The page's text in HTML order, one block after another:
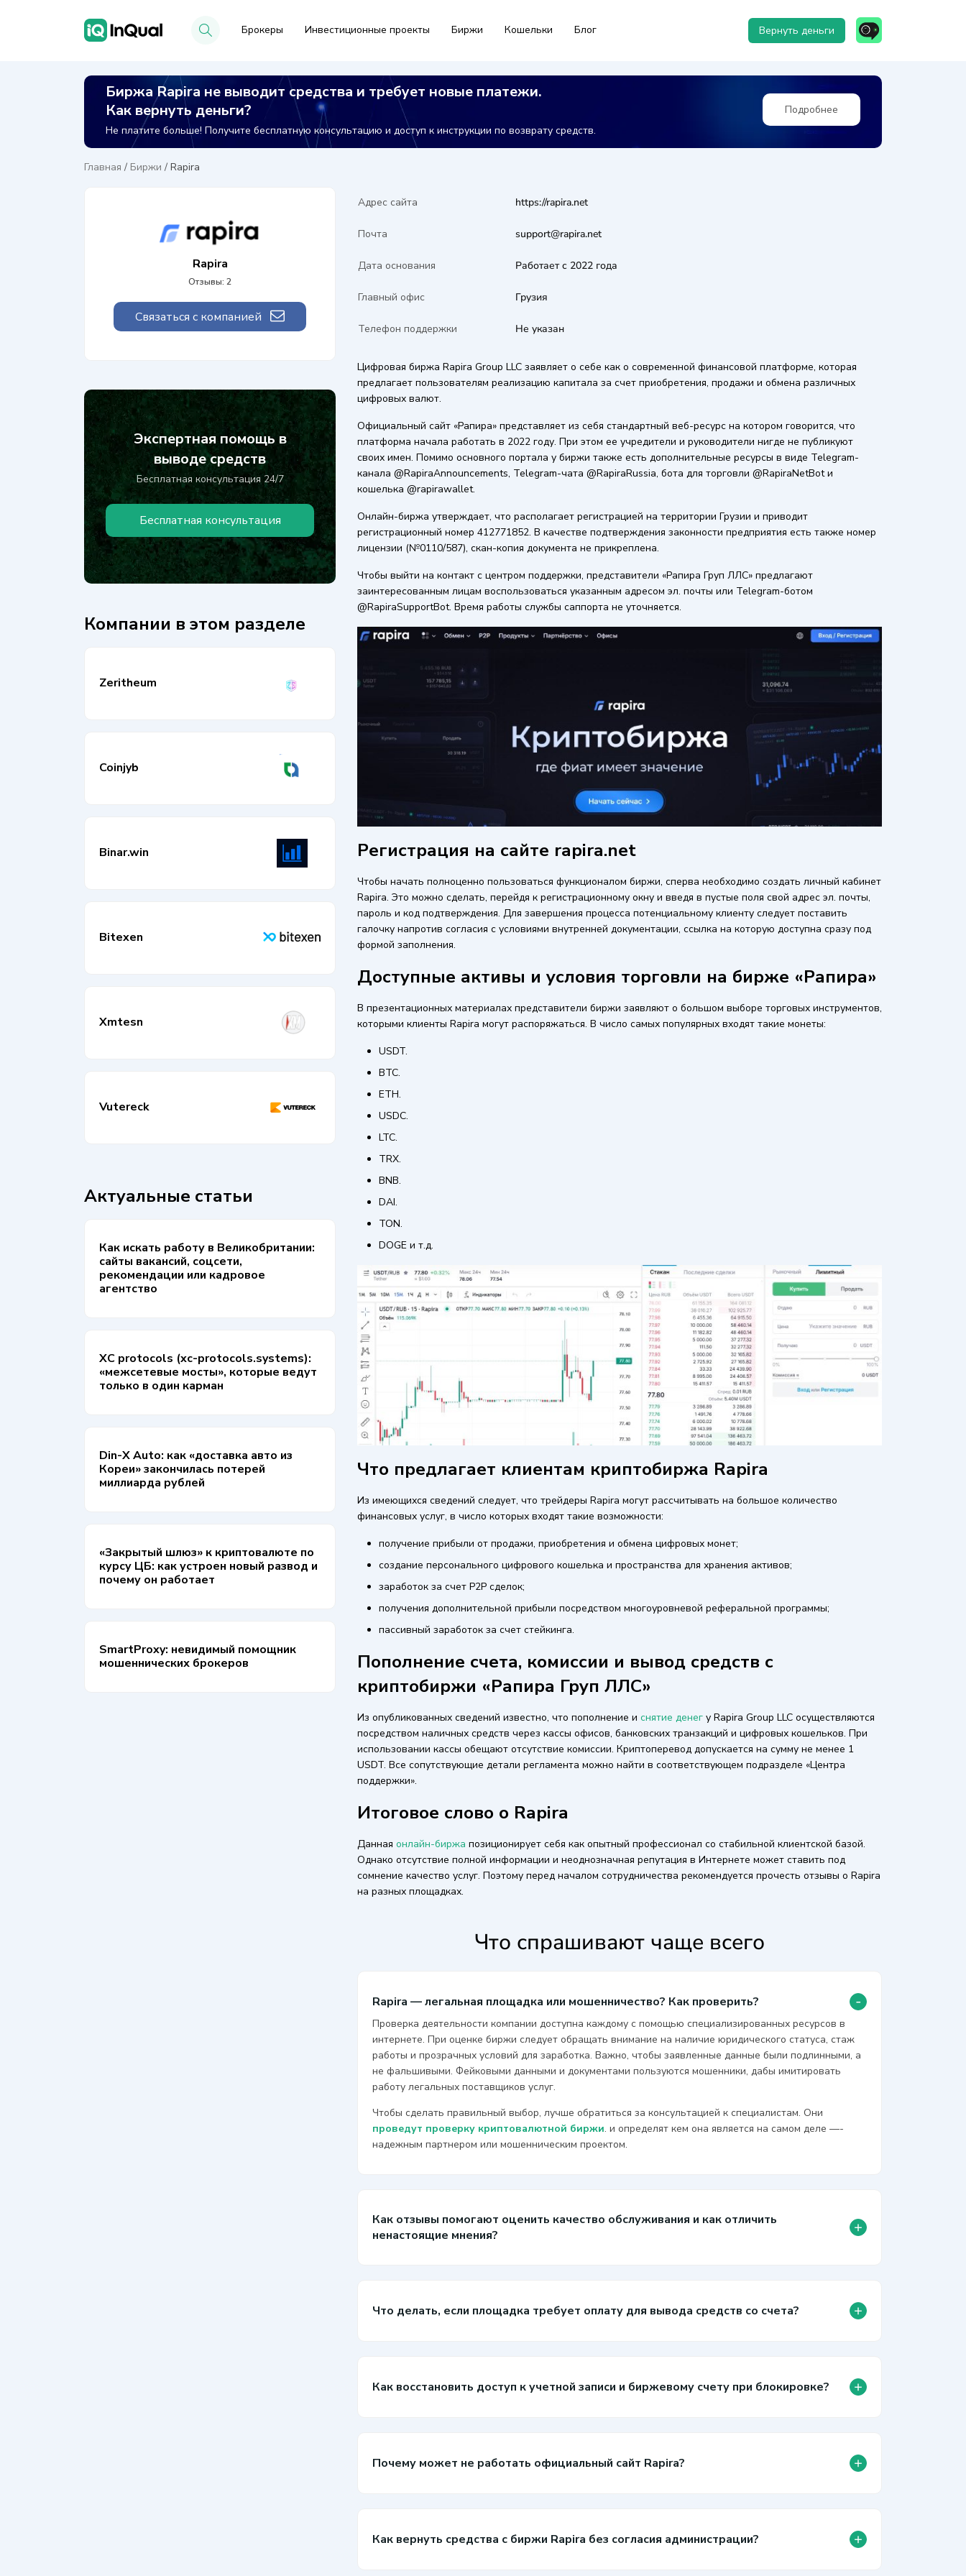
Брокеры Инвестиционные проекты Биржи Кошельки Блог Вернуть деньги
Биржа Rapira не выводит средства и требует новые платежи.
Как вернуть деньги?
Не платите больше! Получите бесплатную консультацию и доступ к инструкции по возврату средств.
Подробнее
Главная / Биржи / Rapira
Rapira
Отзывы: 2
Связаться с компанией
Экспертная помощь в
выводе средств
Бесплатная консультация 24/7
Бесплатная консультация
Компании в этом разделе
Zeritheum
Coinjyb
Binar.win
Bitexen
Xmtesn
Vutereck
Актуальные статьи
Как искать работу в Великобритании:
сайты вакансий, соцсети,
рекомендации или кадровое
агентство
XC protocols (xc-protocols.systems):
«межсетевые мосты», которые ведут
только в один карман
Din-X Auto: как «доставка авто из
Кореи» закончилась потерей
миллиарда рублей
«Закрытый шлюз» к криптовалюте по
курсу ЦБ: как устроен новый развод и
почему он работает
SmartProxy: невидимый помощник
мошеннических брокеров
Адрес сайта https://rapira.net
Почта support@rapira.net
Дата основания Работает с 2022 года
Главный офис Грузия
Телефон поддержки Не указан
Цифровая биржа Rapira Group LLC заявляет о себе как о современной финансовой платформе, которая
предлагает пользователям реализацию капитала за счет приобретения, продажи и обмена различных
цифровых валют.
Официальный сайт «Рапира» представляет из себя стандартный веб-ресурс на котором говорится, что
платформа начала работать в 2022 году. При этом ее учредители и руководители нигде не публикуют
своих имен. Помимо основного портала у биржи также есть дополнительные ресурсы в виде Telegram-
канала @RapiraAnnouncements, Telegram-чата @RapiraRussia, бота для торговли @RapiraNetBot и
кошелька @rapirawallet.
Онлайн-биржа утверждает, что располагает регистрацией на территории Грузии и приводит
регистрационный номер 412771852. В качестве подтверждения законности предприятия есть также номер
лицензии (№0110/587), скан-копия документа не прикреплена.
Чтобы выйти на контакт с центром поддержки, представители «Рапира Груп ЛЛС» предлагают
заинтересованным лицам воспользоваться указанным адресом эл. почты или Telegram-ботом
@RapiraSupportBot. Время работы службы саппорта не уточняется.
Регистрация на сайте rapira.net
Чтобы начать полноценно пользоваться функционалом биржи, сперва необходимо создать личный кабинет
Rapira. Это можно сделать, перейдя к регистрационному окну и введя в пустые поля свой адрес эл. почты,
пароль и код подтверждения. Для завершения процесса потенциальному клиенту следует поставить
галочку напротив согласия с условиями внутренней документации, ссылка на которую доступна сразу под
формой заполнения.
Доступные активы и условия торговли на бирже «Рапира»
В презентационных материалах представители биржи заявляют о большом выборе торговых инструментов,
которыми клиенты Rapira могут распоряжаться. В число самых популярных входят такие монеты:
USDT.
BTC.
ETH.
USDC.
LTC.
TRX.
BNB.
DAI.
TON.
DOGE и т.д.
Что предлагает клиентам криптобиржа Rapira
Из имеющихся сведений следует, что трейдеры Rapira могут рассчитывать на большое количество
финансовых услуг, в число которых входят такие возможности:
получение прибыли от продажи, приобретения и обмена цифровых монет;
создание персонального цифрового кошелька и пространства для хранения активов;
заработок за счет P2P сделок;
получения дополнительной прибыли посредством многоуровневой реферальной программы;
пассивный заработок за счет стейкинга.
Пополнение счета, комиссии и вывод средств с
криптобиржи «Рапира Груп ЛЛС»
Из опубликованных сведений известно, что пополнение и снятие денег у Rapira Group LLC осуществляются
посредством наличных средств через кассы офисов, банковских транзакций и цифровых кошельков. При
использовании кассы обещают отсутствие комиссии. Криптоперевод допускается на сумму не менее 1
USDT. Все сопутствующие детали регламента можно найти в соответствующем подразделе «Центра
поддержки».
Итоговое слово о Rapira
Данная онлайн-биржа позиционирует себя как опытный профессионал со стабильной клиентской базой.
Однако отсутствие полной информации и неоднозначная репутация в Интернете может ставить под
сомнение качество услуг. Поэтому перед началом сотрудничества рекомендуется прочесть отзывы о Rapira
на разных площадках.
Что спрашивают чаще всего
Rapira — легальная площадка или мошенничество? Как проверить? -
Проверка деятельности компании доступна каждому с помощью специализированных ресурсов в
интернете. При оценке биржи следует обращать внимание на наличие юридического статуса, стаж
работы и прозрачных условий для заработка. Важно, чтобы заявленные данные были подлинными, а
не фальшивыми. Фейковыми данными и документами пользуются мошенники, дабы имитировать
работу легальных поставщиков услуг.
Чтобы сделать правильный выбор, лучше обратиться за консультацией к специалистам. Они
проведут проверку криптовалютной биржи. и определят кем она является на самом деле —-
надежным партнером или мошенническим проектом.
Как отзывы помогают оценить качество обслуживания и как отличить
ненастоящие мнения?
+
Что делать, если площадка требует оплату для вывода средств со счета? +
Как восстановить доступ к учетной записи и биржевому счету при блокировке? +
Почему может не работать официальный сайт Rapira? +
Как вернуть средства с биржи Rapira без согласия администрации? +